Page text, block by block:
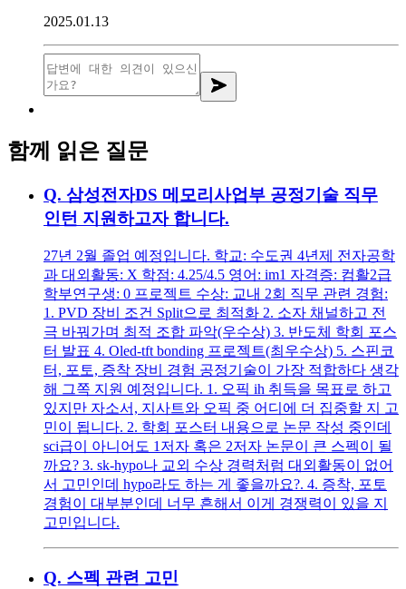
2025.01.13
함께 읽은 질문
Q. 삼성전자DS 메모리사업부 공정기술 직무
인턴 지원하고자 합니다.
27년 2월 졸업 예정입니다. 학교: 수도권 4년제 전자공학
과 대외활동: X 학점: 4.25/4.5 영어: im1 자격증: 컴활2급
학부연구생: 0 프로젝트 수상: 교내 2회 직무 관련 경험:
1. PVD 장비 조건 Split으로 최적화 2. 소자 채널하고 전
극 바꿔가며 최적 조합 파악(우수상) 3. 반도체 학회 포스
터 발표 4. Oled-tft bonding 프로젝트(최우수상) 5. 스핀코
터, 포토, 증착 장비 경험 공정기술이 가장 적합하다 생각
해 그쪽 지원 예정입니다. 1. 오픽 ih 취득을 목표로 하고
있지만 자소서, 지사트와 오픽 중 어디에 더 집중할 지 고
민이 됩니다. 2. 학회 포스터 내용으로 논문 작성 중인데
sci급이 아니어도 1저자 혹은 2저자 논문이 큰 스펙이 될
까요? 3. sk-hypo나 교외 수상 경력처럼 대외활동이 없어
서 고민인데 hypo라도 하는 게 좋을까요?. 4. 증착, 포토
경험이 대부분인데 너무 흔해서 이게 경쟁력이 있을 지
고민입니다.
Q. 스펙 관련 고민